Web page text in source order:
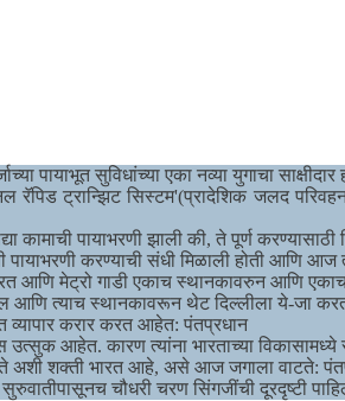
पायाभूत सुविधांच्या एका नव्या युगाचा
रॅपिड ट्रान्झिट सिस्टम'(प्रादेशिक जलद
कामाची पायाभरणी झाली की, ते पूर्ण
पायाभरणी करण्याची संधी मिळाली होती आणि
आणि मेट्रो गाडी एकाच स्थानकावरुन आणि
आणि त्याच स्थानकावरून थेट दिल्लीला ये-जा
करार करत आहेत: पंतप्रधान
उत्सुक आहेत. कारण त्यांना भारताच्या
अशी शक्ती भारत आहे, असे आज जगाला वाटते:
चौधरी चरण सिंगजींची दूरदृष्टी